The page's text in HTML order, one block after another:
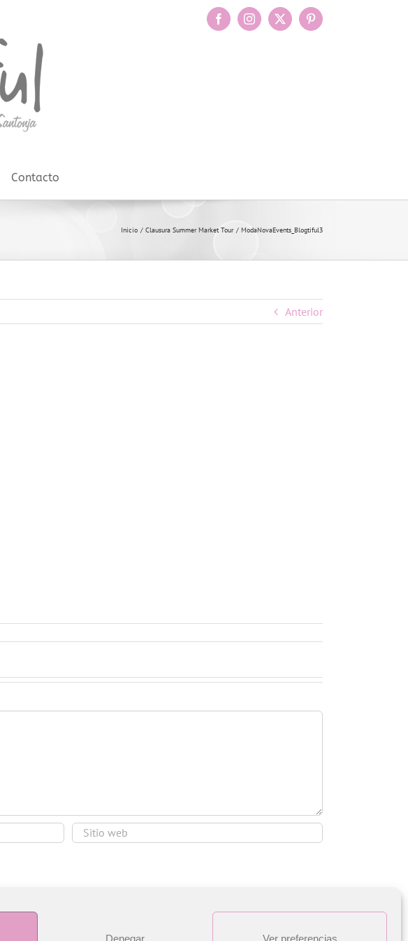
Denegar Ver preferencias
FacebookInstagram
X Pinterest
Contacto
Inicio Clausura Summer Market Tour ModaNovaEvents_Blogtiful3
Anterior